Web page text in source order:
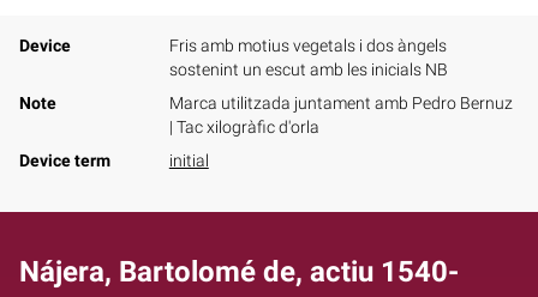
Device
Fris amb motius vegetals i dos àngels
sostenint un escut amb les inicials NB
Note
Marca utilitzada juntament amb Pedro Bernuz
| Tac xilogràfic d'orla
Device term
initial
Nájera, Bartolomé de, actiu 1540-